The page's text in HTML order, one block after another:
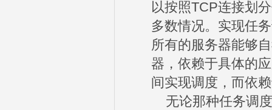
以按照TCP连接划
多数情况。实现任
所有的服务器能够
器，依赖于具体的
间实现调度，而依
无论那种任务调